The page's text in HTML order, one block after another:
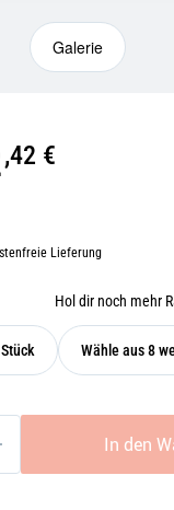
Galerie
,42 €
Lieferung
Hol dir noch mehr
Wähle aus 8
In den